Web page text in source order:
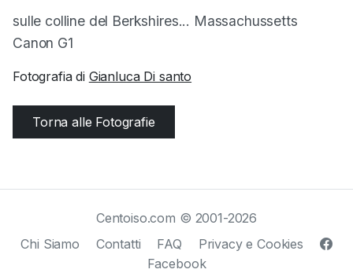
sulle colline del Berkshires... Massachussetts
Canon G1
Fotografia di Gianluca Di santo
Torna alle Fotografie
Centoiso.com © 2001-2026
Chi Siamo
Contatti FAQ
Privacy e Cookies
Facebook